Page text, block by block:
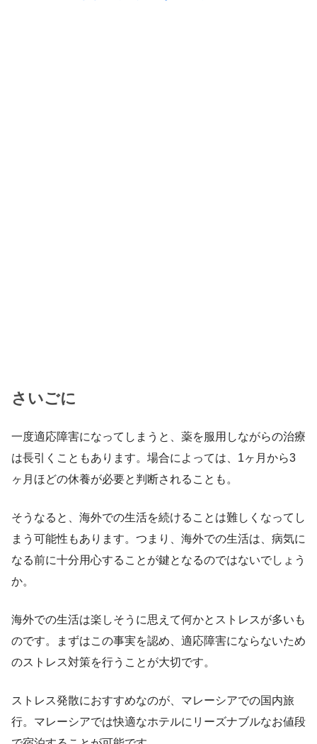
さいごに
一度適応障害になってしまうと、薬を服用しながらの治療
は長引くこともあります。場合によっては、1ヶ月から3
ヶ月ほどの休養が必要と判断されることも。
そうなると、海外での生活を続けることは難しくなってし
まう可能性もあります。つまり、海外での生活は、病気に
なる前に十分用心することが鍵となるのではないでしょう
か。
海外での生活は楽しそうに思えて何かとストレスが多いも
のです。まずはこの事実を認め、適応障害にならないため
のストレス対策を行うことが大切です。
ストレス発散におすすめなのが、マレーシアでの国内旅
行。マレーシアでは快適なホテルにリーズナブルなお値段